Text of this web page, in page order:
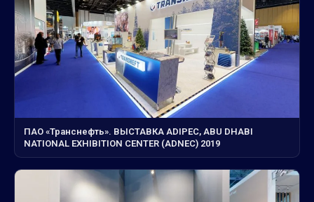
ПАО «Транснефть». ВЫСТАВКА ADIPEC, ABU DHABI
NATIONAL EXHIBITION CENTER (ADNEC) 2019